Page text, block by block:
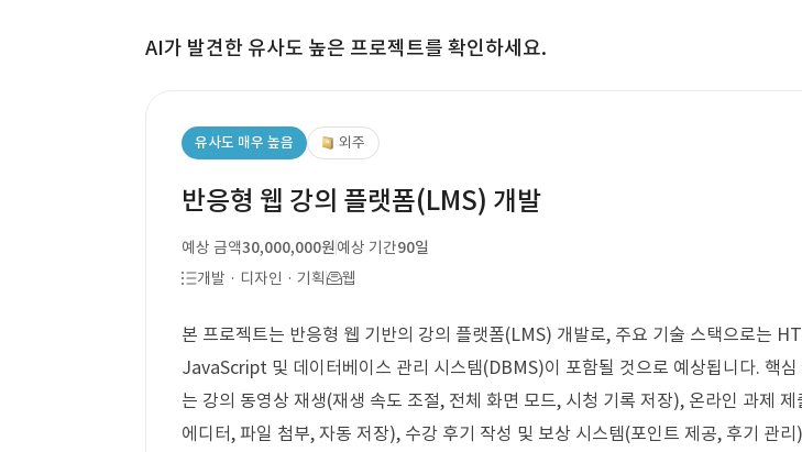
AI가 발견한 유사도 높은 프로젝트를 확인하세요.
유사도 매우 높음 외주
반응형 웹 강의 플랫폼(LMS) 개발
예상 금액30,000,000원예상 기간90일
개발 · 디자인 · 기획
웹
본 프로젝트는 반응형 웹 기반의 강의 플랫폼(LMS) 개발로, 주요 기술 스택으로는
JavaScript 및 데이터베이스 관리 시스템(DBMS)이 포함될 것으로 예상됩니다. 핵심
는 강의 동영상 재생(재생 속도 조절, 전체 화면 모드, 시청 기록 저장), 온라인 과제 제
에디터, 파일 첨부, 자동 저장), 수강 후기 작성 및 보상 시스템(포인트 제공, 후기 관리